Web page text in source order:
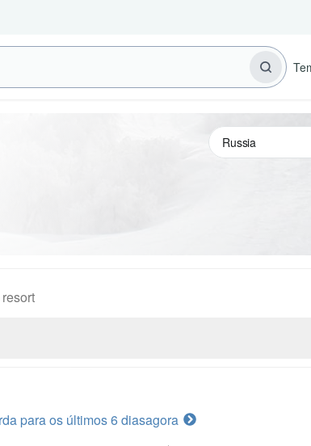
para os últimos 6 diasagora